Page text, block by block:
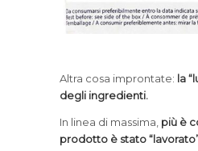
Altra cosa improntate: la
degli ingredienti.
In linea di massima, più è
prodotto è stato